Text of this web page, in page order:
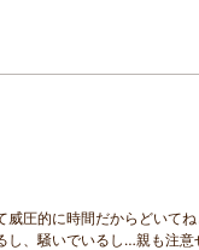
圧的に時間だからどいて
、騒いでいるし…親も注意